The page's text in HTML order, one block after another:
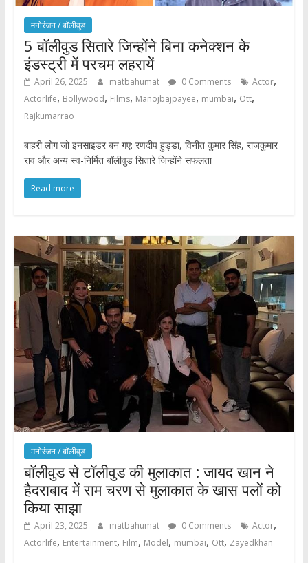
मनोरंजन / बाॅलीवुड
5 बॉलीवुड सितारे जिन्होंने बिना कनेक्शन के
इंडस्ट्री में परचम लहरायें
April 26, 2025 matbahumat 0 Comments Actor,
Actorlife, Bollywood, Films, Manojbajpayee, mumbai, Ott,
Rajkumarrao
बाहरी लोग जो इनसाइडर बन गए: रणदीप हुड्डा, विनीत कुमार सिंह, राजकुमार
राव और अन्य स्व-निर्मित बॉलीवुड सितारे जिन्होंने सफलता
Read more
मनोरंजन / बाॅलीवुड
बॉलीवुड से टॉलीवुड की मुलाकात : जायद खान ने
हैदराबाद में राम चरण से मुलाकात के खास पलों को
किया साझा
April 23, 2025 matbahumat 0 Comments Actor,
Actorlife, Entertainment, Film, Model, mumbai, Ott, Zayedkhan